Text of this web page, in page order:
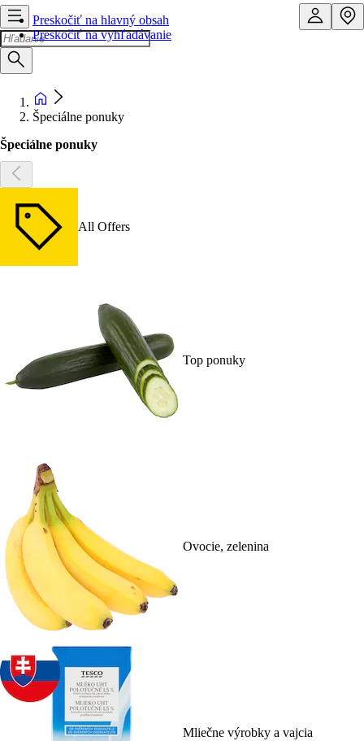
Preskočiť na hlavný obsah
Preskočiť na vyhľadávanie
Špeciálne ponuky
Špeciálne ponuky
All Offers
Top ponuky
Ovocie, zelenina
Mliečne výrobky a vajcia